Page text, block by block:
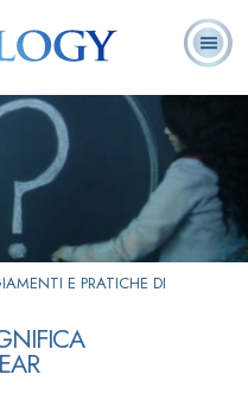
Ministri
Volontari
Domande
ricorrenti
E PRATICHE DI